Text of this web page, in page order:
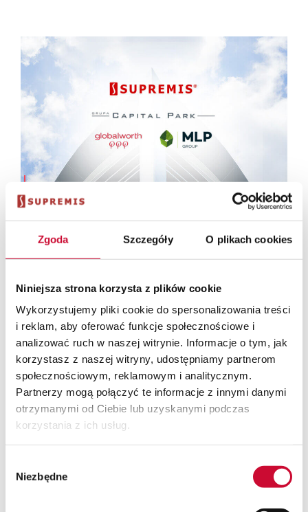
Zgoda Szczegóły O plikach cookies
Niniejsza strona korzysta z plików cookie
Wykorzystujemy pliki cookie do spersonalizowania treści
i reklam, aby oferować funkcje społecznościowe i
analizować ruch w naszej witrynie. Informacje o tym, jak
korzystasz z naszej witryny, udostępniamy partnerom
społecznościowym, reklamowym i analitycznym.
Partnerzy mogą połączyć te informacje z innymi danymi
otrzymanymi od Ciebie lub uzyskanymi podczas
korzystania z ich usług.
zgody
Niezbędne
20.07.2026
CASE STUDY: Jak system ERP dla branży
20.04.2026
obecnego systemu zarządzania?